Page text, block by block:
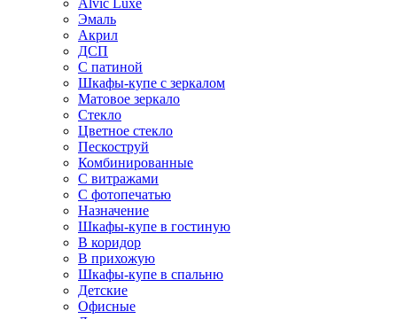
Alvic Luxe
Эмаль
Акрил
ДСП
С патиной
Шкафы-купе с зеркалом
Матовое зеркало
Стекло
Цветное стекло
Пескоструй
Комбинированные
С витражами
С фотопечатью
Назначение
Шкафы-купе в гостиную
В коридор
В прихожую
Шкафы-купе в спальню
Детские
Офисные